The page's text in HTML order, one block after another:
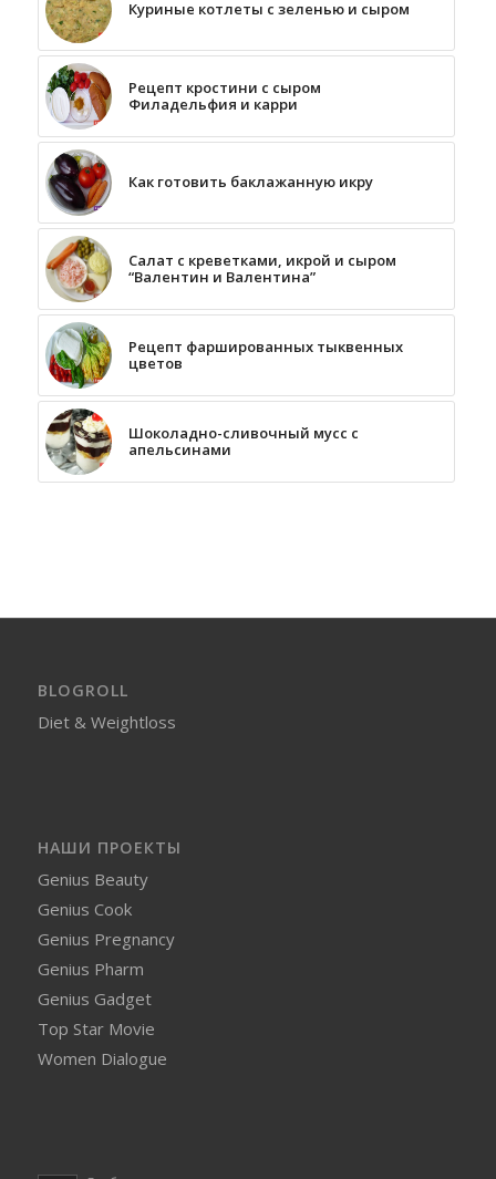
Куриные котлеты с зеленью и сыром
Рецепт кростини с сыром
Филадельфия и карри
Как готовить баклажанную икру
Салат с креветками, икрой и сыром
“Валентин и Валентина”
Рецепт фаршированных тыквенных
цветов
Шоколадно-сливочный мусс с
апельсинами
BLOGROLL
Diet & Weightloss
НАШИ ПРОЕКТЫ
Genius Beauty
Genius Cook
Genius Pregnancy
Genius Pharm
Genius Gadget
Top Star Movie
Women Dialogue